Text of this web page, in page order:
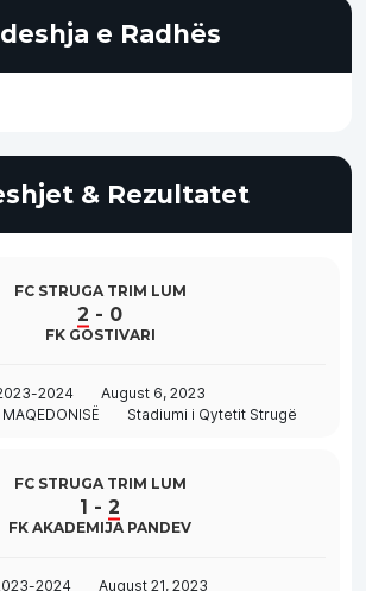
Ndeshja e Radhës
& Rezultatet
FC STRUGA TRIM LUM
2 - 0
FK GOSTIVARI
2024
August 6, 2023
MAQEDONISË
Stadiumi i Qytetit Strugë
FC STRUGA TRIM LUM
1 - 2
FK AKADEMIJA PANDEV
2024
August 21, 2023